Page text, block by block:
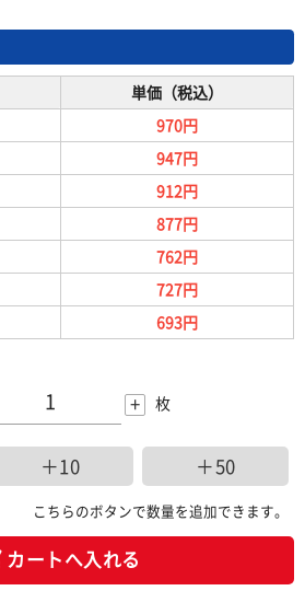
単価（税込）
970円
947円
912円
877円
762円
727円
693円
+ 枚
＋10 ＋50
こちらのボタンで数量を追加できます。
カートへ入れる